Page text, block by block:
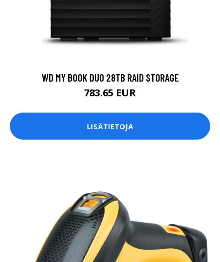
WD MY BOOK DUO 28TB RAID STORAGE
783.65 EUR
LISÄTIETOJA